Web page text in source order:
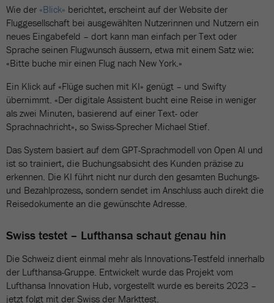
Wie der «Blick» berichtet, erscheint auf der Website der
Fluggesellschaft bei ausgewählten Nutzerinnen und Nutzern ein
neues Eingabefeld – dort kann man einfach per Text oder
Sprache seinen Flugwunsch äussern, etwa mit einem Satz wie:
«Bitte buche mir einen Flug nach New York.»
Ein Klick auf «Flüge suchen mit KI» genügt – und Swifty
übernimmt. «Der digitale Assistent bucht eine Reise in weniger
als zwei Minuten, basierend auf einer Text- oder
Sprachnachricht», so Swiss-Sprecher Michael Stief.
Das System basiert auf dem GPT-Sprachmodell von Open AI und
ist so trainiert, die Buchungsabsicht des Kunden präzise zu
erkennen. Die KI führt nicht nur durch den gesamten Buchungs-
und Bezahlprozess, sondern sendet im Anschluss auch direkt die
Reisedokumente an die gewünschte Adresse.
Swiss testet – Lufthansa schaut genau hin
Die Schweiz dient einmal mehr als Innovations-Testfeld innerhalb
der Lufthansa-Gruppe. Entwickelt wurde das Projekt vom
Lufthansa Innovation Hub, vorgestellt wurde es bereits 2023 –
jetzt folgt mit der Swiss der Markttest.